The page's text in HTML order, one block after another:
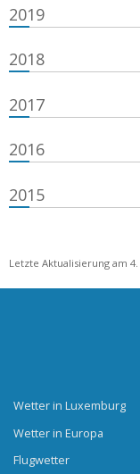
2019
2018
2017
2016
2015
Letzte Aktualisierung am 4.
Wetter in Luxemburg
Wetter in Europa
Flugwetter